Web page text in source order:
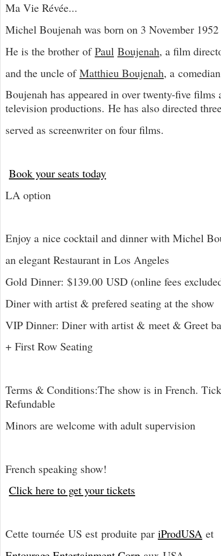
Ma Vie Révée...
Michel Boujenah was born on 3 November
He is the brother ofPaul Boujenah, a film
and the uncle ofMatthieu Boujenah, a
Boujenah has appeared in over twenty-five films
television productions. He has also directed
served as screenwriter on four films.
Book your seats today
LA option
Enjoy a nice cocktail and dinner with Michel
an elegant Restaurant in Los Angeles
Gold Dinner: $139.00 USD (online fees
Diner with artist & prefered seating at the show
VIP Dinner: Diner with artist & meet & Greet
+ First Row Seating
Terms & Conditions:The show is in French.
Refundable
Minors are welcome with adult supervision
French speaking show!
Click here to get your tickets
Cette tournée US est produite par iProdUSA et